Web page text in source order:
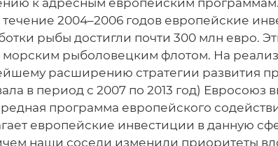
к адресным европейским программам.
2004–2006 годов европейские
рыбы достигли почти 300 млн евро.
морским рыболовецким флотом. На
расширению стратегии развития
в период с 2007 по 2013 год)
программа европейского
европейские инвестиции в данную
наши соседи изменили приоритеты